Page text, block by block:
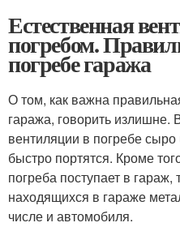
Естественная
погребом.
погребе гаража
О том, как важна
гаража, говорить излишне.
вентиляции в погребе
быстро портятся. Кроме
погреба поступает в гараж,
находящихся в гараже
числе и автомобиля.